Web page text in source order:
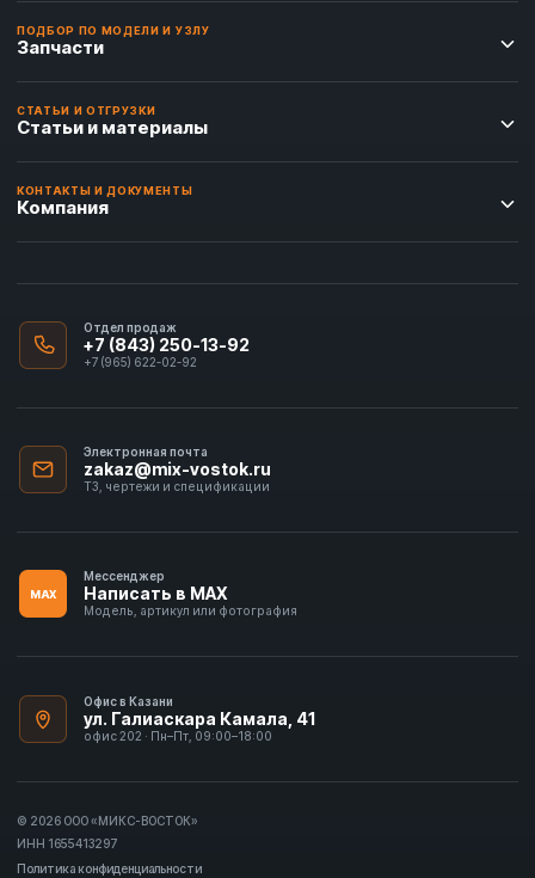
ПОДБОР ПО МОДЕЛИ И УЗЛУ
Запчасти
СТАТЬИ И ОТГРУЗКИ
Статьи и материалы
КОНТАКТЫ И ДОКУМЕНТЫ
Компания
Отдел продаж
+7 (843) 250-13-92
+7 (965) 622-02-92
Электронная почта
zakaz@mix-vostok.ru
ТЗ, чертежи и спецификации
MAX
Мессенджер
Написать в MAX
Модель, артикул или фотография
Офис в Казани
ул. Галиаскара Камала, 41
офис 202 · Пн–Пт, 09:00–18:00
© 2026 ООО «МИКС-ВОСТОК»
ИНН 1655413297
Политика конфиденциальности